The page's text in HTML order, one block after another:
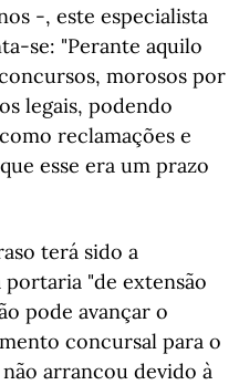
-, este especialista
se: "Perante aquilo
morosos por
legais, podendo
reclamações e
esse era um prazo
terá sido a
portaria "de extensão
pode avançar o
concursal para o
arrancou devido à